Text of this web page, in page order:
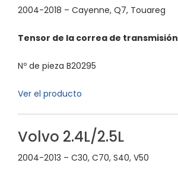
2004-2018 – Cayenne, Q7, Touareg
Tensor de la correa de transmisión
Nº de pieza B20295
Ver el producto
Volvo 2.4L/2.5L
2004-2013 – C30, C70, S40, V50